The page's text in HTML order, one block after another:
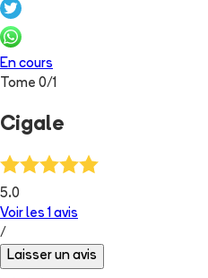
En cours
Tome 0/1
Cigale
5.0
Voir les 1 avis
/
Laisser un avis